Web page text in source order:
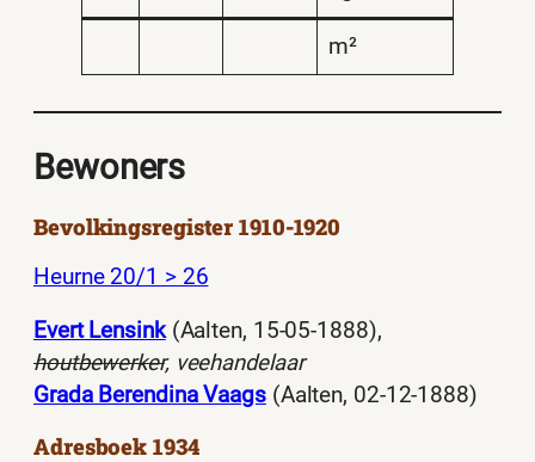
m²
Bewoners
Bevolkingsregister 1910-1920
Heurne 20/1 > 26
Evert Lensink(Aalten, 15-05-1888),
houtbewerker, veehandelaar
Grada Berendina Vaags(Aalten, 02-12-1888)
Adresboek 1934